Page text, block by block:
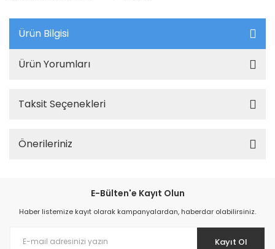
Ürün Bilgisi
Ürün Yorumları
Taksit Seçenekleri
Önerileriniz
E-Bülten'e Kayıt Olun
Haber listemize kayıt olarak kampanyalardan, haberdar olabilirsiniz.
Kayıt Ol